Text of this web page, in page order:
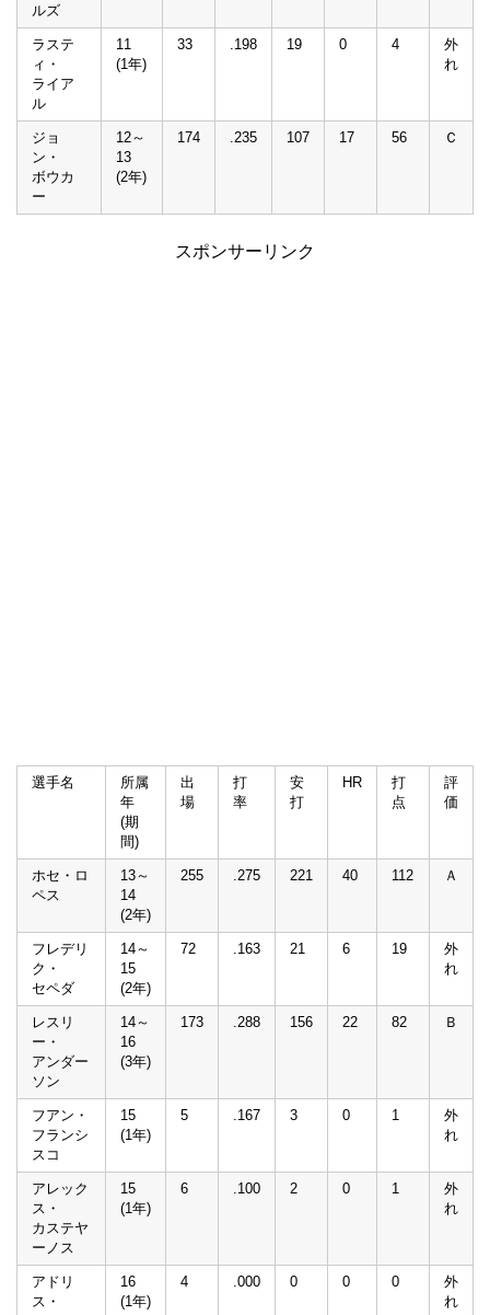
ルズ
ラステ
ィ・
ライア
ル
11
(1年)
33 .198 19 0 4
外
れ
ジョ
ン・
ボウカ
ー
12～
13
(2年)
174 .235 107 17 56 Ｃ
スポンサーリンク
選手名
所属
年
(期
間)
出
場
打
率
安
打
HR
打
点
評
価
ホセ・ロ
ペス
13～
14
(2年)
255 .275 221 40 112 Ａ
フレデリ
ク・
セペダ
14～
15
(2年)
72 .163 21 6 19
外
れ
レスリ
ー・
アンダー
ソン
14～
16
(3年)
173 .288 156 22 82 Ｂ
フアン・
フランシ
スコ
15
(1年)
5 .167 3 0 1
外
れ
アレック
ス・
カステヤ
ーノス
15
(1年)
6 .100 2 0 1
外
れ
アドリ
ス・
16
(1年)
4 .000 0 0 0
外
れ